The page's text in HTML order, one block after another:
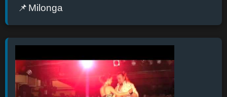
Milonga